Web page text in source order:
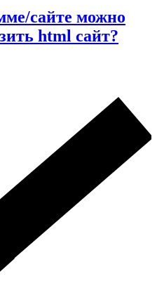
сайте можно
html сайт?